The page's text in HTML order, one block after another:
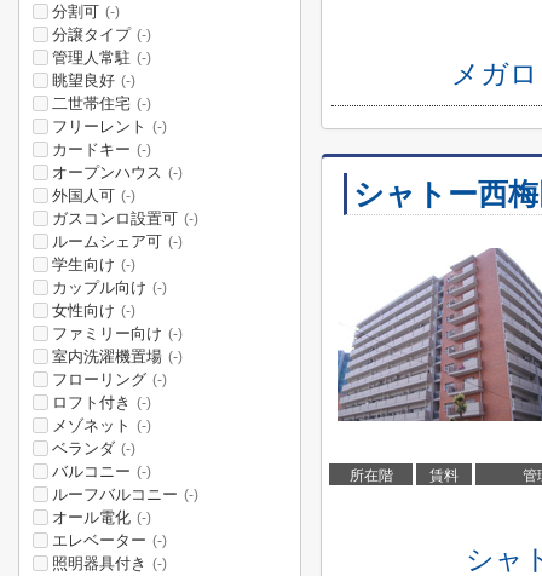
メガ
シャトー西
所在階 賃料 管
シャ
分割可 (-)
分譲タイプ (-)
管理人常駐 (-)
眺望良好 (-)
二世帯住宅 (-)
フリーレント (-)
カードキー (-)
オープンハウス (-)
外国人可 (-)
ガスコンロ設置可 (-)
ルームシェア可 (-)
学生向け (-)
カップル向け (-)
女性向け (-)
ファミリー向け (-)
室内洗濯機置場 (-)
フローリング (-)
ロフト付き (-)
メゾネット (-)
ベランダ (-)
バルコニー (-)
ルーフバルコニー (-)
オール電化 (-)
エレベーター (-)
照明器具付き (-)